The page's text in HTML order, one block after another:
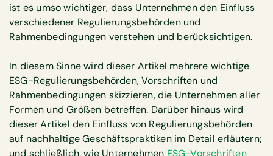
ist es umso wichtiger, dass Unternehmen den Einfluss
verschiedener Regulierungsbehörden und
Rahmenbedingungen verstehen und berücksichtigen.
In diesem Sinne wird dieser Artikel mehrere wichtige
ESG-Regulierungsbehörden, Vorschriften und
Rahmenbedingungen skizzieren, die Unternehmen aller
Formen und Größen betreffen. Darüber hinaus wird
dieser Artikel den Einfluss von Regulierungsbehörden
auf nachhaltige Geschäftspraktiken im Detail erläutern;
und schließlich, wie Unternehmen ESG-Vorschriften